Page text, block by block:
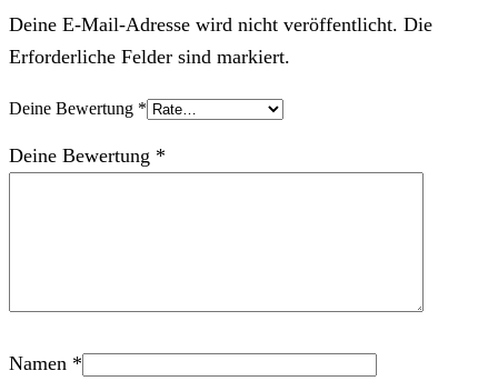
Deine E-Mail-Adresse wird nicht veröffentlicht. Die
Erforderliche Felder sind markiert.
Deine Bewertung *
Deine Bewertung *
Namen *